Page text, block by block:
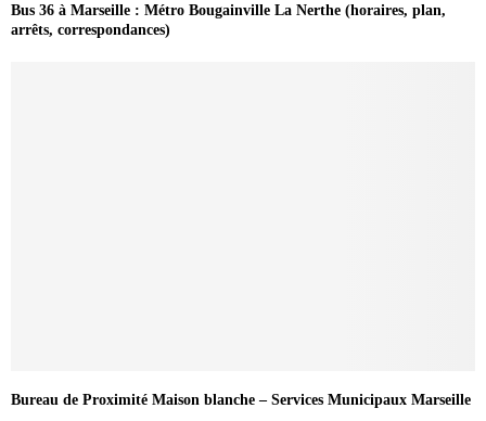
Bus 36 à Marseille : Métro Bougainville La Nerthe (horaires, plan,
arrêts, correspondances)
Bureau de Proximité Maison blanche – Services Municipaux Marseille